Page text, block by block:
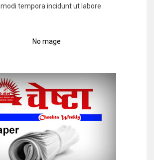
modi tempora incidunt ut labore